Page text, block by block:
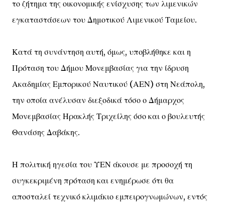
το ζήτημα της οικονομικής ενίσχυσης των λιμενικών
εγκαταστάσεων του Δημοτικού Λιμενικού Ταμείου.
Κατά τη συνάντηση αυτή, όμως, υποβλήθηκε και η
Πρόταση του Δήμου Μονεμβασίας για την ίδρυση
Ακαδημίας Εμπορικού Ναυτικού (ΑΕΝ) στη Νεάπολη,
την οποία ανέλυσαν διεξοδικά τόσο ο Δήμαρχος
Μονεμβασίας Ηρακλής Τριχείλης όσο και ο βουλευτής
Θανάσης Δαβάκης.
Η πολιτική ηγεσία του ΥΕΝ άκουσε με προσοχή τη
συγκεκριμένη πρόταση και ενημέρωσε ότι θα
αποσταλεί τεχνικό κλιμάκιο εμπειρογνωμώνων, εντός